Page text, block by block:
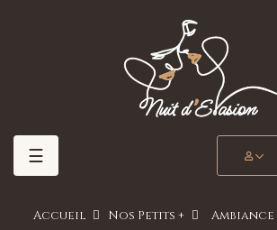
Basculer
la
☰
Accueil Nos Petits +